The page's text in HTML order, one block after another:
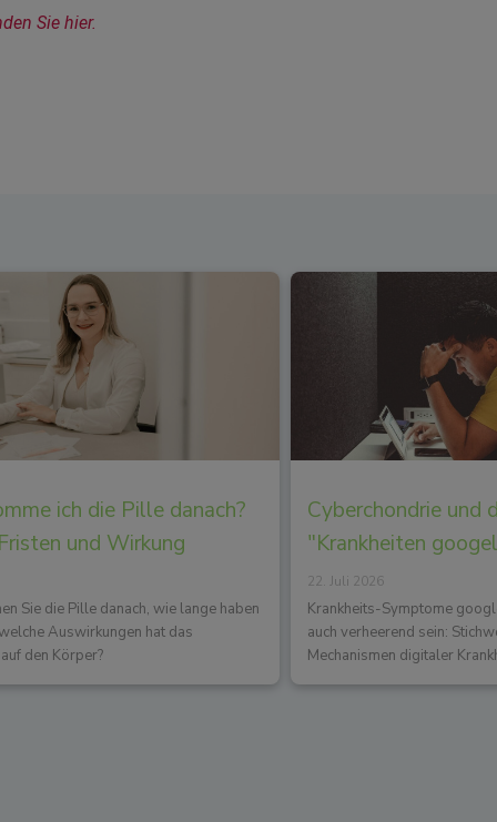
Sie hier.
ich die Pille danach?
und Wirkung
Sie die Pille danach, wie lange haben
Auswirkungen hat das
den Körper?
Cyberchondrie und
"Krankheiten
22. Juli 2026
Krankheits-Symptome
auch verheerend sein:
Mechanismen digitaler